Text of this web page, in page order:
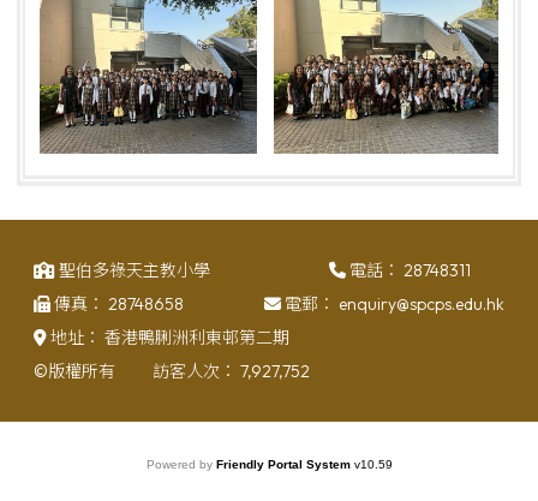
聖伯多祿天主教小學 電話： 28748311
傳真： 28748658 電郵： enquiry@spcps.edu.hk
地址： 香港鴨脷洲利東邨第二期
©版權所有
訪客人次： 7,927,752
Powered by Friendly Portal System v10.59